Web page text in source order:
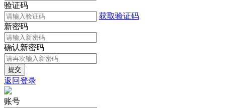
验证码
获取验证码
新密码
确认新密码
返回登录
账号